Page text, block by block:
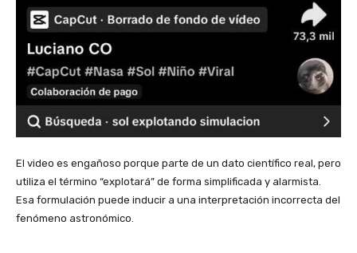
El video es engañoso porque parte de un dato científico real, pero
utiliza el término “explotará” de forma simplificada y alarmista.
Esa formulación puede inducir a una interpretación incorrecta del
fenómeno astronómico.